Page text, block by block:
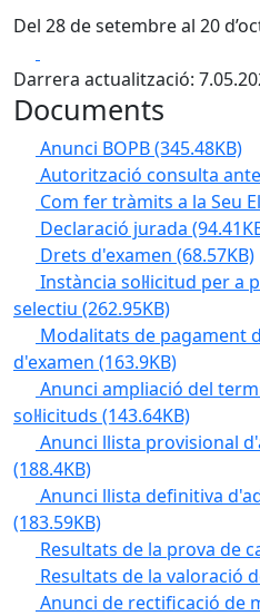
Del 28 de setembre al 20
Darrera actualització:
Documents
Anunci BOPB(345.48KB)
Autorització consulta
Com fer tràmits a la Seu
Declaració jurada
Drets d'examen (68.57KB)
Instància sol·licitud per a
selectiu (262.95KB)
Modalitats de pagament
d'examen (163.9KB)
Anunci ampliació del
sol·licituds (143.64KB)
Anunci llista provisional
(188.4KB)
Anunci llista definitiva
(183.59KB)
Resultats de la prova de
Resultats de la valoració
Anunci de rectificació de